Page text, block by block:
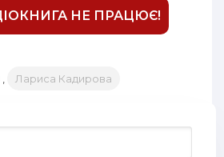
НЕ ПРАЦЮЄ!
Лариса Кадирова